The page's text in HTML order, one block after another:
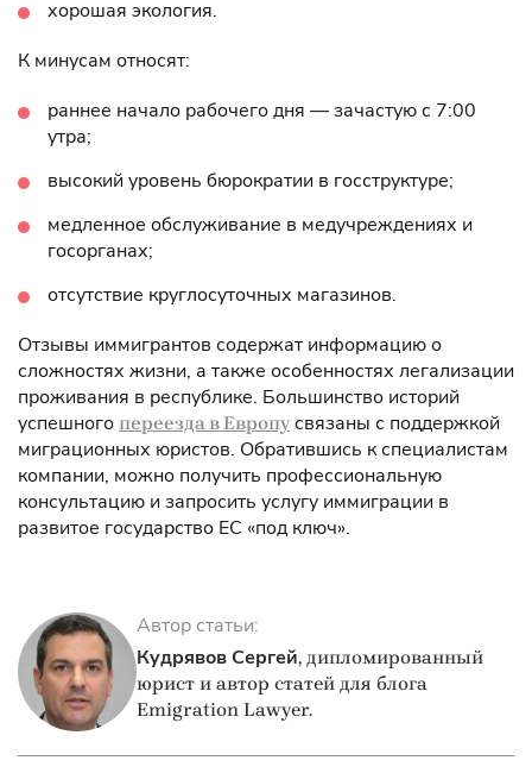
хорошая экология.
К минусам относят:
раннее начало рабочего дня — зачастую с 7:00
утра;
высокий уровень бюрократии в госструктуре;
медленное обслуживание в медучреждениях и
госорганах;
отсутствие круглосуточных магазинов.
Отзывы иммигрантов содержат информацию о
сложностях жизни, а также особенностях легализации
проживания в республике. Большинство историй
успешного переезда в Европусвязаны с поддержкой
миграционных юристов. Обратившись к специалистам
компании, можно получить профессиональную
консультацию и запросить услугу иммиграции в
развитое государство ЕС «под ключ».
Автор статьи:
Кудрявов Сергей, дипломированный
юрист и автор статей для блога
Emigration Lawyer.